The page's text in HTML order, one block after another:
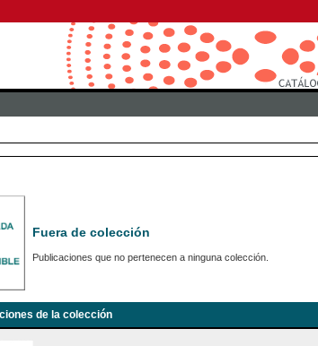
Fuera de colección
Publicaciones que no pertenecen a ninguna colección.
de la colección